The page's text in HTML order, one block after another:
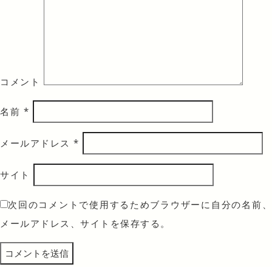
コメント
名前 *
メールアドレス *
サイト
次回のコメントで使用するためブラウザーに自分の名前、
メールアドレス、サイトを保存する。